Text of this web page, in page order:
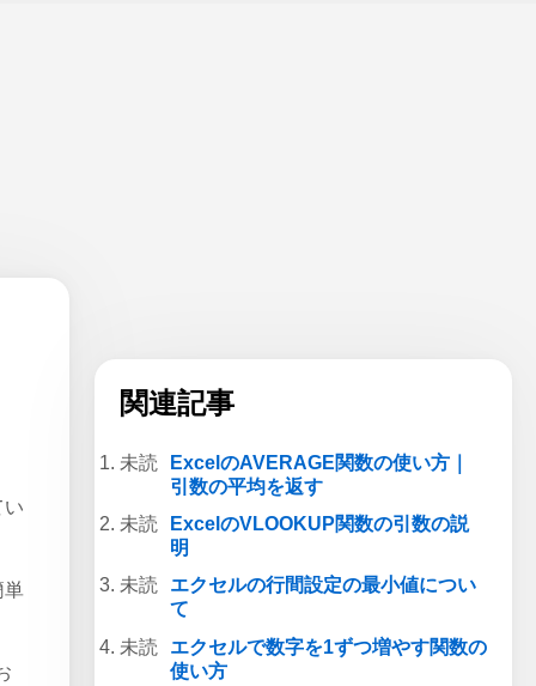
い
単
関連記事
ExcelのAVERAGE関数の使い方｜
引数の平均を返す
ExcelのVLOOKUP関数の引数の説
明
エクセルの行間設定の最小値につい
て
エクセルで数字を1ずつ増やす関数の
使い方